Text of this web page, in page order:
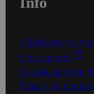
S-Business
Oiva-raportit
Osuuskauppojen
Tilaus- ja